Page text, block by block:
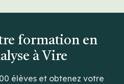
formation en
à Vire
élèves et obtenez votre